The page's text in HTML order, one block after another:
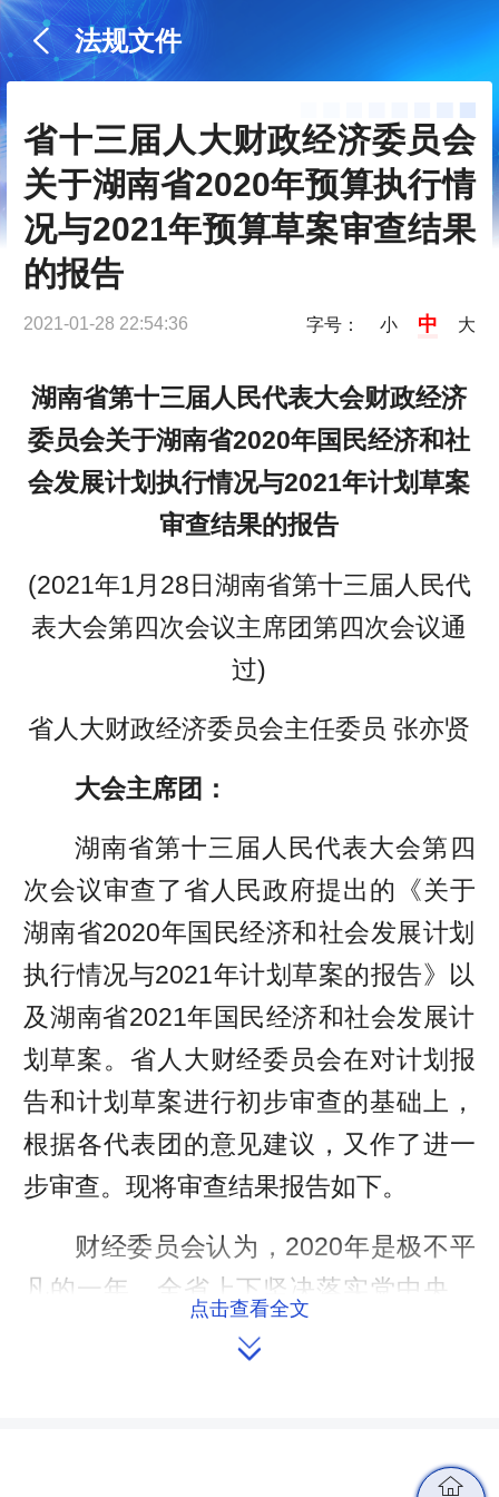
法规文件
省十三届人大财政经济委员会
关于湖南省2020年预算执行情
况与2021年预算草案审查结果
的报告
2021-01-28 22:54:36 字号： 小 中 大
湖南省第十三届人民代表大会财政经济
委员会关于湖南省2020年国民经济和社
会发展计划执行情况与2021年计划草案
审查结果的报告
(2021年1月28日湖南省第十三届人民代
表大会第四次会议主席团第四次会议通
过)
省人大财政经济委员会主任委员 张亦贤
大会主席团：
湖南省第十三届人民代表大会第四
次会议审查了省人民政府提出的《关于
湖南省2020年国民经济和社会发展计划
执行情况与2021年计划草案的报告》以
及湖南省2021年国民经济和社会发展计
划草案。省人大财经委员会在对计划报
告和计划草案进行初步审查的基础上，
根据各代表团的意见建议，又作了进一
步审查。现将审查结果报告如下。
财经委员会认为，2020年是极不平
凡的一年，全省上下坚决落实党中央、
省委决策部署和省十三届人大三次会议
实“六保”任务，全省经济运行稳步恢
点击查看全文
